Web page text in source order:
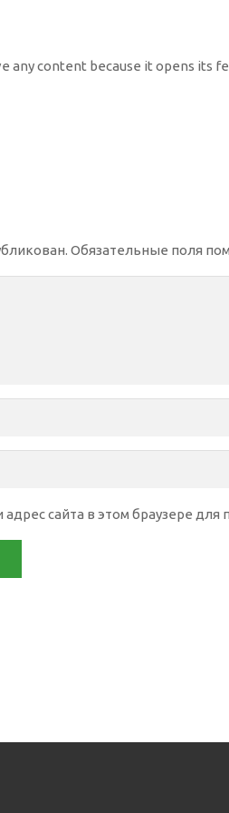
any content because it opens its
Обязательные поля
адрес сайта в этом браузере